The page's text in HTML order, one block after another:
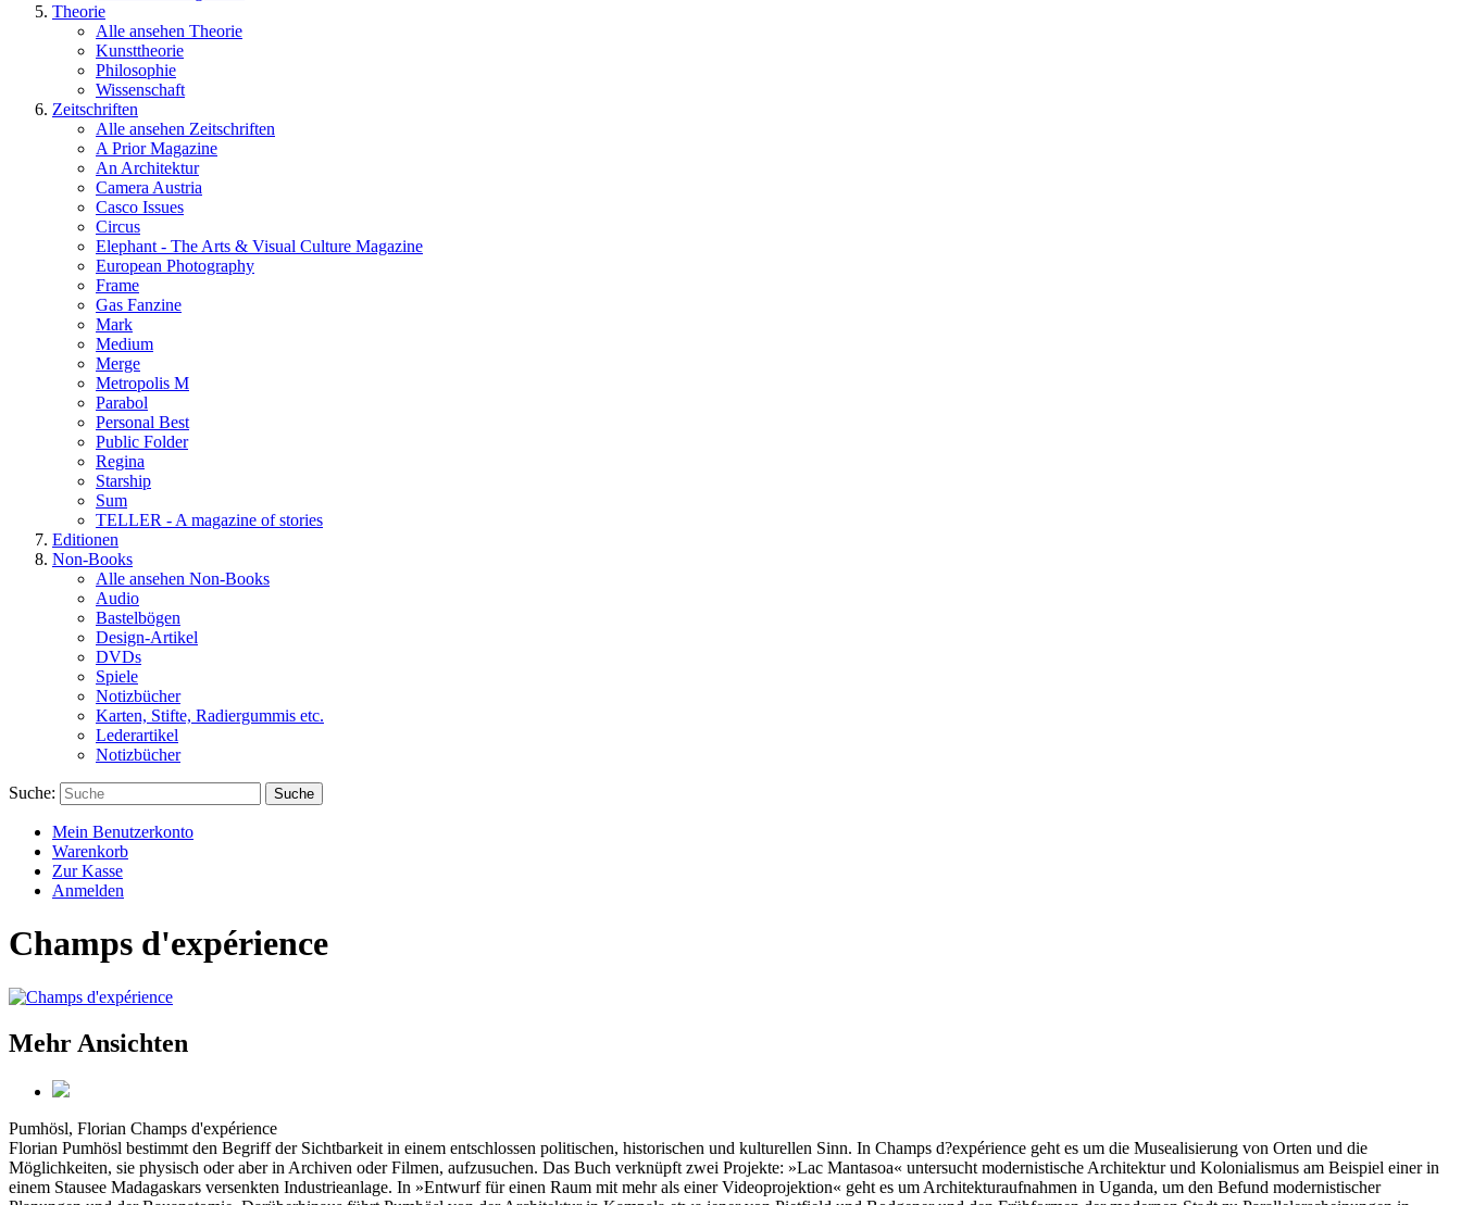
Theorie
Alle ansehen Theorie
Kunsttheorie
Philosophie
Wissenschaft
Zeitschriften
Alle ansehen Zeitschriften
A Prior Magazine
An Architektur
Camera Austria
Casco Issues
Circus
Elephant - The Arts & Visual Culture Magazine
European Photography
Frame
Gas Fanzine
Mark
Medium
Merge
Metropolis M
Parabol
Personal Best
Public Folder
Regina
Starship
Sum
TELLER - A magazine of stories
Editionen
Non-Books
Alle ansehen Non-Books
Audio
Bastelbögen
Design-Artikel
DVDs
Spiele
Notizbücher
Karten, Stifte, Radiergummis etc.
Lederartikel
Notizbücher
Suche: Suche
Mein Benutzerkonto
Warenkorb
Zur Kasse
Anmelden
Champs d'expérience
Mehr Ansichten
Pumhösl, Florian Champs d'expérience
Florian Pumhösl bestimmt den Begriff der Sichtbarkeit in einem entschlossen politischen, historischen und kulturellen Sinn. In Champs d?expérience geht es um die Musealisierung von Orten und die
Möglichkeiten, sie physisch oder aber in Archiven oder Filmen, aufzusuchen. Das Buch verknüpft zwei Projekte: »Lac Mantasoa« untersucht modernistische Architektur und Kolonialismus am Beispiel einer in
einem Stausee Madagaskars versenkten Industrieanlage. In »Entwurf für einen Raum mit mehr als einer Videoprojektion« geht es um Architekturaufnahmen in Uganda, um den Befund modernistischer